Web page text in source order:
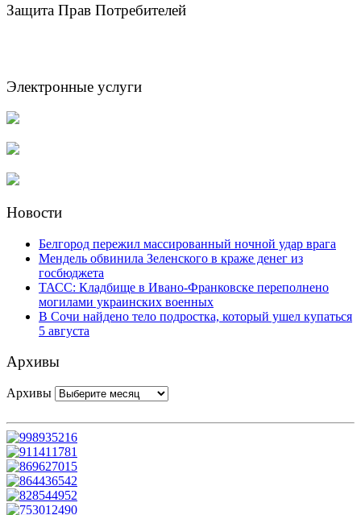
Защита Прав Потребителей
Электронные услуги
Новости
Белгород пережил массированный ночной удар врага
Мендель обвинила Зеленского в краже денег из
госбюджета
ТАСС: Кладбище в Ивано-Франковске переполнено
могилами украинских военных
В Сочи найдено тело подростка, который ушел купаться
5 августа
Архивы
Архивы